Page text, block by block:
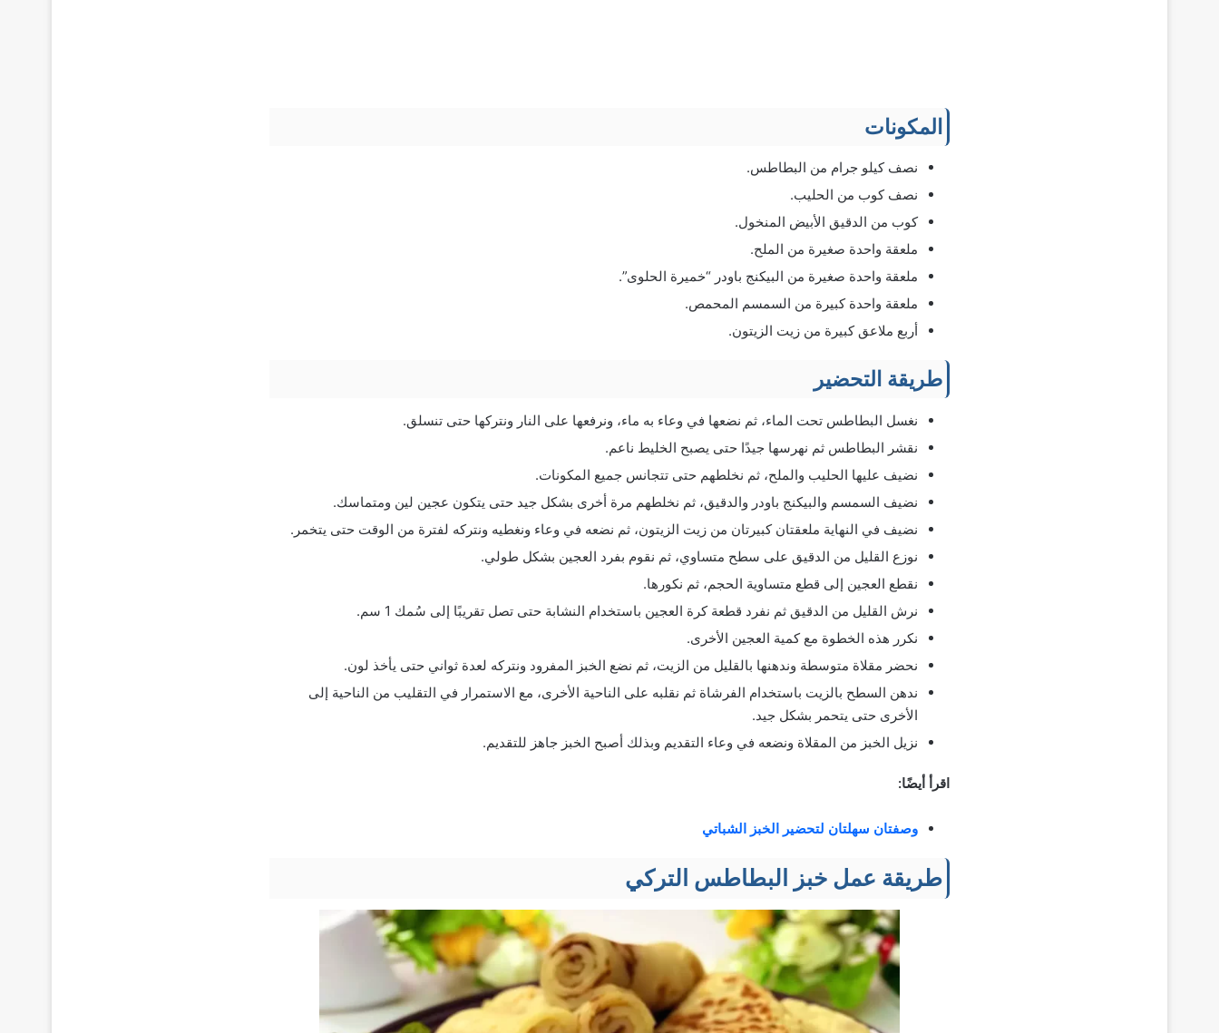
المكونات
نصف كيلو جرام من البطاطس.
نصف كوب من الحليب.
كوب من الدقيق الأبيض المنخول.
ملعقة واحدة صغيرة من الملح.
ملعقة واحدة صغيرة من البيكنج باودر “خميرة الحلوى”.
ملعقة واحدة كبيرة من السمسم المحمص.
أربع ملاعق كبيرة من زيت الزيتون.
طريقة التحضير
نغسل البطاطس تحت الماء، ثم نضعها في وعاء به ماء، ونرفعها على النار ونتركها حتى تنسلق.
نقشر البطاطس ثم نهرسها جيدًا حتى يصبح الخليط ناعم.
نضيف عليها الحليب والملح، ثم نخلطهم حتى تتجانس جميع المكونات.
نضيف السمسم والبيكنج باودر والدقيق، ثم نخلطهم مرة أخرى بشكل جيد حتى يتكون عجين لين ومتماسك.
نضيف في النهاية ملعقتان كبيرتان من زيت الزيتون، ثم نضعه في وعاء ونغطيه ونتركه لفترة من الوقت حتى يتخمر.
نوزع القليل من الدقيق على سطح متساوي، ثم نقوم بفرد العجين بشكل طولي.
نقطع العجين إلى قطع متساوية الحجم، ثم نكورها.
نرش القليل من الدقيق ثم نفرد قطعة كرة العجين باستخدام النشابة حتى تصل تقريبًا إلى سُمك 1 سم.
نكرر هذه الخطوة مع كمية العجين الأخرى.
نحضر مقلاة متوسطة وندهنها بالقليل من الزيت، ثم نضع الخبز المفرود ونتركه لعدة ثواني حتى يأخذ لون.
ندهن السطح بالزيت باستخدام الفرشاة ثم نقلبه على الناحية الأخرى، مع الاستمرار في التقليب من الناحية إلى
الأخرى حتى يتحمر بشكل جيد.
نزيل الخبز من المقلاة ونضعه في وعاء التقديم وبذلك أصبح الخبز جاهز للتقديم.
اقرأ أيضًا:
وصفتان سهلتان لتحضير الخبز الشباتي
طريقة عمل خبز البطاطس التركي